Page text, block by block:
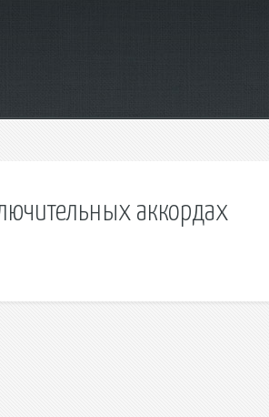
аккордах